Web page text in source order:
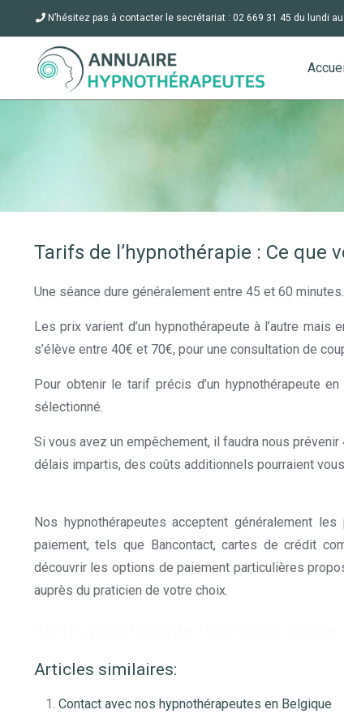
N’hésitez pas à contacter le secrétariat : 02 669 31 45 du lundi
Tarifs de l’hypnothérapie : Ce que
Une séance dure généralement entre 45 et 60 minutes.
Les prix varient d’un hypnothérapeute à l’autre
s’élève entre 40€ et 70€, pour une consultation de
Pour obtenir le tarif précis d’un hypnothérapeute
sélectionné.
Si vous avez un empêchement, il faudra nous
délais impartis, des coûts additionnels pourraient
Nos hypnothérapeutes acceptent généralement
paiement, tels que Bancontact, cartes de crédit
découvrir les options de paiement particulières
auprès du praticien de votre choix.
Articles similaires:
Contact avec nos hypnothérapeutes en Belgique